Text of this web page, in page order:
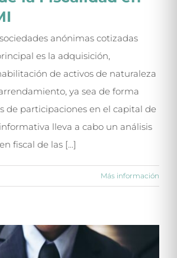
anónimas cotizadas
es la adquisición,
de activos de naturaleza
ya sea de forma
de participaciones en el capital de
lleva a cabo un análisis
fiscal de las [...]
Más información